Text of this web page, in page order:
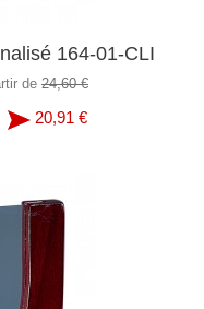
164-01-CLI
de 24,60 €
20,91 €